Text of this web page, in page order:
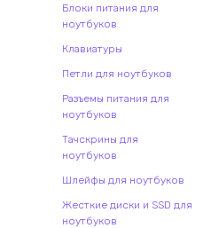
Блоки питания для
ноутбуков
Клавиатуры
Петли для ноутбуков
Разъемы питания для
ноутбуков
Тачскрины для
ноутбуков
Шлейфы для ноутбуков
Жесткие диски и SSD для
ноутбуков